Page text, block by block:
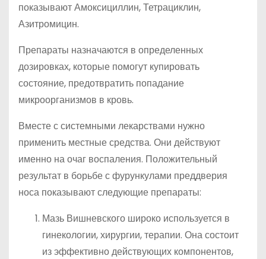
показывают Амоксициллин, Тетрациклин,
Азитромицин.
Препараты назначаются в определенных
дозировках, которые помогут купировать
состояние, предотвратить попадание
микроорганизмов в кровь.
Вместе с системными лекарствами нужно
применить местные средства. Они действуют
именно на очаг воспаления. Положительный
результат в борьбе с фурункулами преддверия
носа показывают следующие препараты:
Мазь Вишневского широко используется в
гинекологии, хирургии, терапии. Она состоит
из эффективно действующих компонентов,